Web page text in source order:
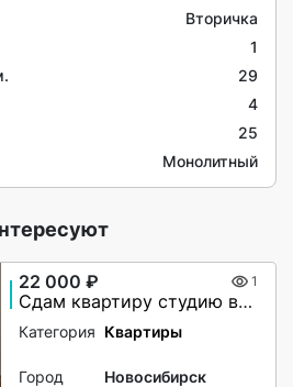
Вторичка
1
29
4
25
Монолитный
22 000 ₽ 1
Сдам квартиру студию в аренду на долгий срок
Категория Квартиры
Город Новосибирск